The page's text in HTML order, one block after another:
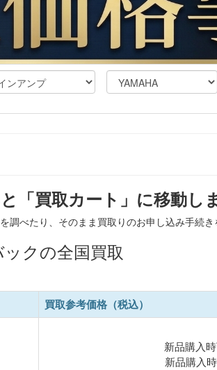
「買取カート」に移動し
調べたり、そのまま買取りのお申し込み手続き
クの全国買取
買取参考価格（税込）
新品購入
新品購入